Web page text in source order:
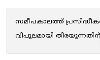
സമീപകാലത്ത്
വിപുലമായി